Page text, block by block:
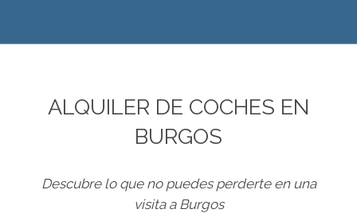
ALQUILER DE COCHES EN
BURGOS
Descubre lo que no puedes perderte en una
visita a Burgos